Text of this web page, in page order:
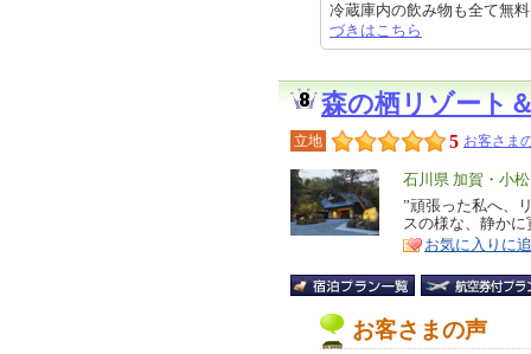
冷蔵庫内の飲み物も全て無
づきはこちら
森の栖リゾート
立地 5 お客さま
エ
リ
ア
石川県 加賀・小
特
徴
”頑張った私へ、
スの様な、静か
お気に入りに
お客さまの声